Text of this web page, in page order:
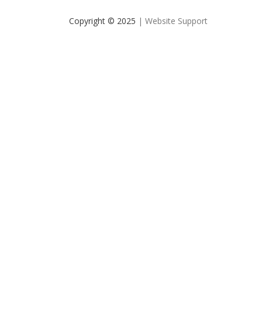
Copyright © 2025 | Website Support